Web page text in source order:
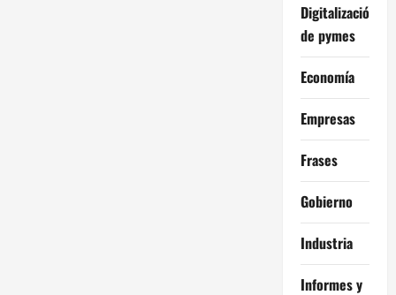
Digitalización
de pymes
Economía
Empresas
Frases
Gobierno
Industria
Informes y